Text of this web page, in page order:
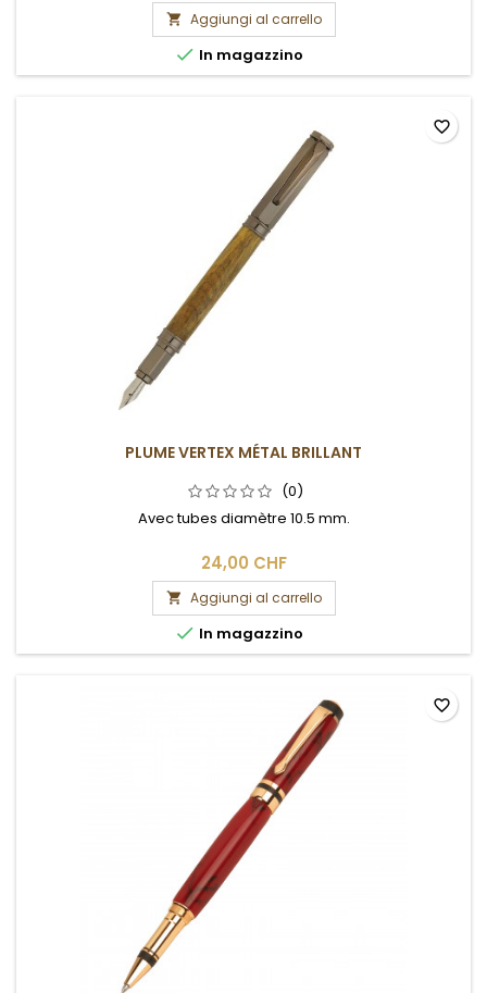
 Aggiungi al carrello
 In magazzino
PLUME VERTEX MÉTAL BRILLANT
(0)
Avec tubes diamètre 10.5 mm.
24,00 CHF
 Aggiungi al carrello
 In magazzino
favorite_border
favorite_border